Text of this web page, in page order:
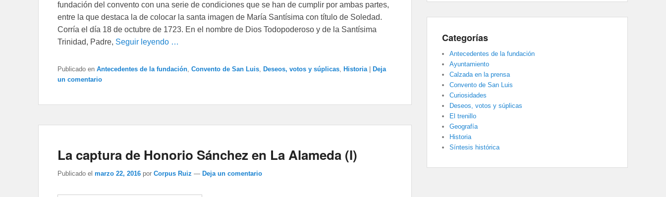
fundación del convento con una serie de condiciones que se han de cumplir por ambas partes,
entre la que destaca la de colocar la santa imagen de María Santísima con título de Soledad.
Corría el día 18 de octubre de 1723. En el nombre de Dios Todopoderoso y de la Santísima
Trinidad, Padre, Seguir leyendo …
Publicado en Antecedentes de la fundación, Convento de San Luis, Deseos, votos y súplicas, Historia
Deja
un comentario
La captura de Honorio Sánchez en La Alameda (I)
Publicado el marzo 22, 2016 por Corpus Ruiz — Deja un comentario
Categorías
Antecedentes de la fundación
Ayuntamiento
Calzada en la prensa
Convento de San Luis
Curiosidades
Deseos, votos y súplicas
El trenillo
Geografía
Historia
Síntesis histórica